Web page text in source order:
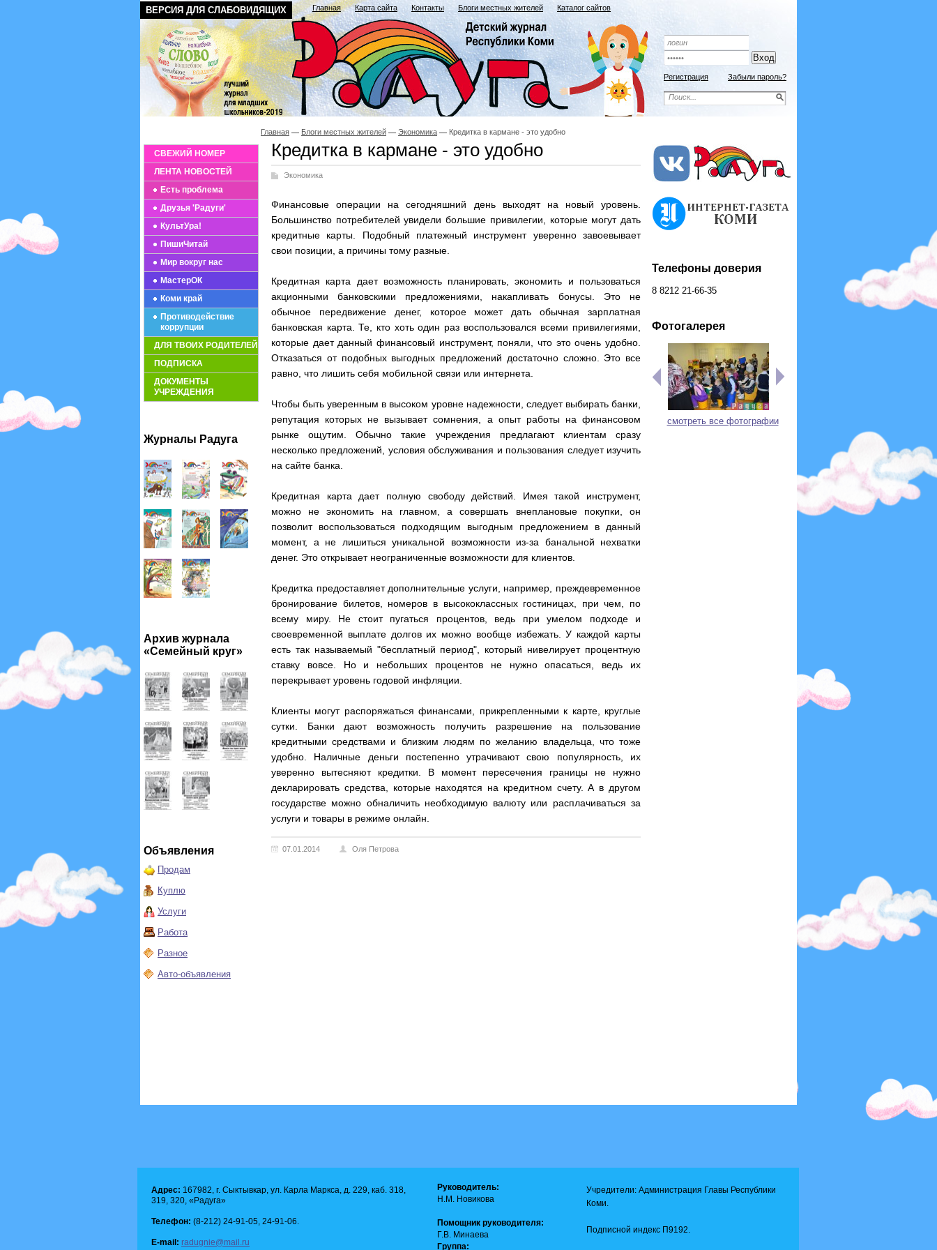
ВЕРСИЯ ДЛЯ СЛАБОВИДЯЩИХ Главная Карта сайта Контакты Блоги местных жителей Каталог сайтов
Регистрация Забыли пароль?
СВЕЖИЙ НОМЕР
ЛЕНТА НОВОСТЕЙ
Есть проблема
Друзья 'Радуги'
КультУра!
ПишиЧитай
Мир вокруг нас
МастерОК
Коми край
Противодействие
коррупции
ДЛЯ ТВОИХ РОДИТЕЛЕЙ
ПОДПИСКА
ДОКУМЕНТЫ
УЧРЕЖДЕНИЯ
Журналы Радуга
Архив журнала
«Семейный круг»
Объявления
Продам
Куплю
Услуги
Работа
Разное
Авто-объявления
Главная Блоги местных жителей Экономика Кредитка в кармане - это удобно
Кредитка в кармане - это удобно
Экономика
Финансовые операции на сегодняшний день выходят на новый уровень.
Большинство потребителей увидели большие привилегии, которые могут дать
кредитные карты. Подобный платежный инструмент уверенно завоевывает
свои позиции, а причины тому разные.
Кредитная карта дает возможность планировать, экономить и пользоваться
акционными банковскими предложениями, накапливать бонусы. Это не
обычное передвижение денег, которое может дать обычная зарплатная
банковская карта. Те, кто хоть один раз воспользовался всеми привилегиями,
которые дает данный финансовый инструмент, поняли, что это очень удобно.
Отказаться от подобных выгодных предложений достаточно сложно. Это все
равно, что лишить себя мобильной связи или интернета.
Чтобы быть уверенным в высоком уровне надежности, следует выбирать банки,
репутация которых не вызывает сомнения, а опыт работы на финансовом
рынке ощутим. Обычно такие учреждения предлагают клиентам сразу
несколько предложений, условия обслуживания и пользования следует изучить
на сайте банка.
Кредитная карта дает полную свободу действий. Имея такой инструмент,
можно не экономить на главном, а совершать внеплановые покупки, он
позволит воспользоваться подходящим выгодным предложением в данный
момент, а не лишиться уникальной возможности из-за банальной нехватки
денег. Это открывает неограниченные возможности для клиентов.
Кредитка предоставляет дополнительные услуги, например, преждевременное
бронирование билетов, номеров в высококлассных гостиницах, при чем, по
всему миру. Не стоит пугаться процентов, ведь при умелом подходе и
своевременной выплате долгов их можно вообще избежать. У каждой карты
есть так называемый "бесплатный период", который нивелирует процентную
ставку вовсе. Но и небольших процентов не нужно опасаться, ведь их
перекрывает уровень годовой инфляции.
Клиенты могут распоряжаться финансами, прикрепленными к карте, круглые
сутки. Банки дают возможность получить разрешение на пользование
кредитными средствами и близким людям по желанию владельца, что тоже
удобно. Наличные деньги постепенно утрачивают свою популярность, их
уверенно вытесняют кредитки. В момент пересечения границы не нужно
декларировать средства, которые находятся на кредитном счету. А в другом
государстве можно обналичить необходимую валюту или расплачиваться за
услуги и товары в режиме онлайн.
07.01.2014 Оля Петрова
Телефоны доверия
8 8212 21-66-35
Фотогалерея
смотреть все фотографии
Адрес: 167982, г. Сыктывкар, ул. Карла Маркса, д. 229, каб. 318,
319, 320, «Радуга»
Телефон: (8-212) 24-91-05, 24-91-06.
E-mail: radugnie@mail.ru
Руководитель:
Н.М. Новикова
Помощник руководителя:
Г.В. Минаева
Группа:
Учредители: Администрация Главы Республики
Коми.
Подписной индекс П9192.